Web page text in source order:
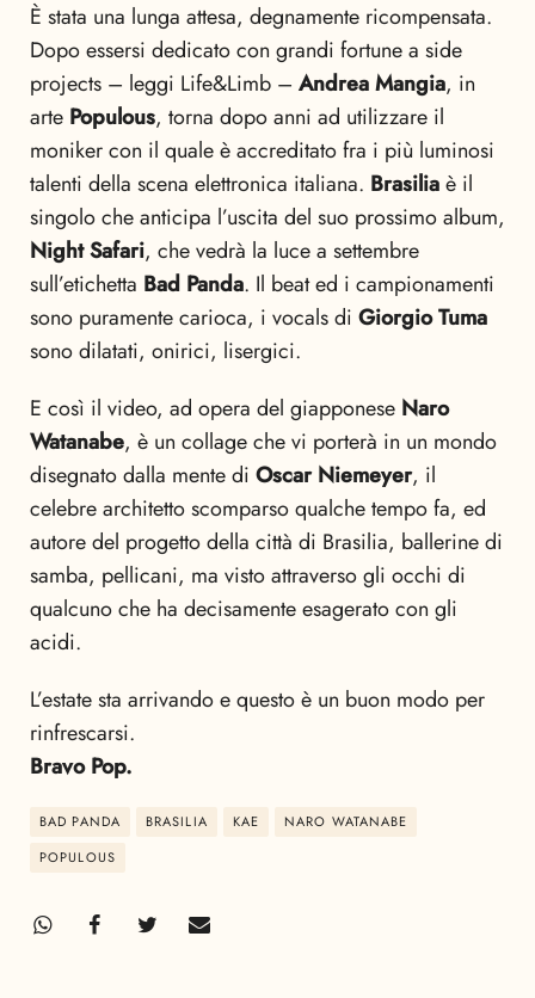
È stata una lunga attesa, degnamente ricompensata.
Dopo essersi dedicato con grandi fortune a side
projects – leggi Life&Limb – Andrea Mangia, in
arte Populous, torna dopo anni ad utilizzare il
moniker con il quale è accreditato fra i più luminosi
talenti della scena elettronica italiana. Brasiliaè il
singolo che anticipa l’uscita del suo prossimo album,
Night Safari, che vedrà la luce a settembre
sull’etichetta Bad Panda. Il beat ed i campionamenti
sono puramente carioca, i vocals di Giorgio Tuma
sono dilatati, onirici, lisergici.
E così il video, ad opera del giapponese Naro
Watanabe, è un collage che vi porterà in un mondo
disegnato dalla mente di Oscar Niemeyer, il
celebre architetto scomparso qualche tempo fa, ed
autore del progetto della città di Brasilia, ballerine di
samba, pellicani, ma visto attraverso gli occhi di
qualcuno che ha decisamente esagerato con gli
acidi.
L’estate sta arrivando e questo è un buon modo per
rinfrescarsi.
Bravo Pop.
BAD PANDA BRASILIA KAE
NARO WATANABE
POPULOUS